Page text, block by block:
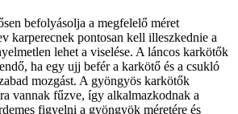
befolyásolja a megfelelő méret
karperecnek pontosan kell illeszkednie a
lehet a viselése. A láncos karkötők
ha egy ujj befér a karkötő és a csukló
mozgást. A gyöngyös karkötők
vannak fűzve, így alkalmazkodnak a
figyelni a gyöngyök méretére és